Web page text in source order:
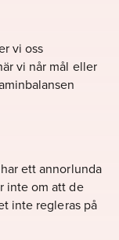
vi oss
vi når mål eller
ett annorlunda
inte om att de
inte regleras på